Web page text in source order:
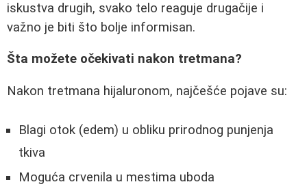
iskustva drugih, svako telo reaguje drugačije i
važno je biti što bolje informisan.
Šta možete očekivati nakon tretmana?
Nakon tretmana hijaluronom, najčešće pojave su:
Blagi otok (edem) u obliku prirodnog punjenja
tkiva
Moguća crvenila u mestima uboda